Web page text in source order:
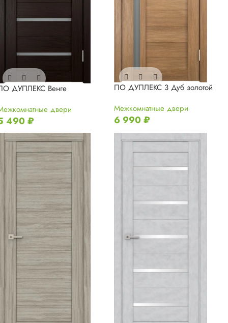
ДУПЛЕКС Венге
двери
490₽
ПО ДУПЛЕКС 3 Дуб золотой
Межкомнатные двери
6 990₽